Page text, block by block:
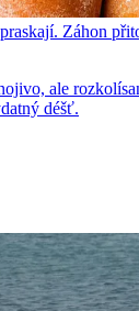
Záhon
ale
déšť.